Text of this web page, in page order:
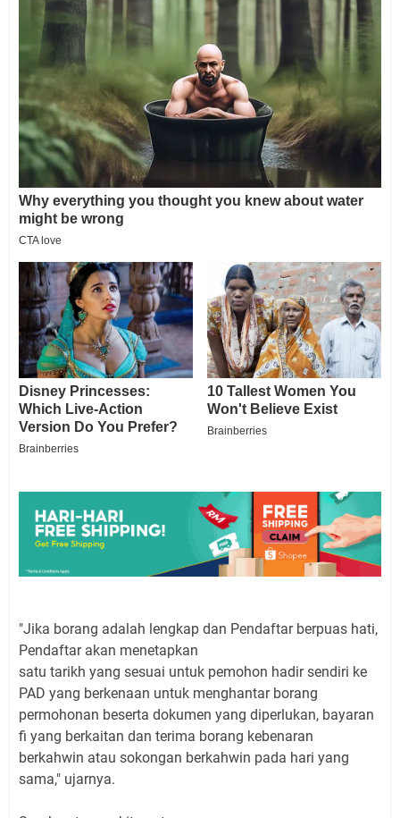
"Jika borang adalah lengkap dan Pendaftar berpuas hati,
Pendaftar akan menetapkan
satu tarikh yang sesuai untuk pemohon hadir sendiri ke
PAD yang berkenaan untuk menghantar borang
permohonan beserta dokumen yang diperlukan, bayaran
fi yang berkaitan dan terima borang kebenaran
berkahwin atau sokongan berkahwin pada hari yang
sama," ujarnya.